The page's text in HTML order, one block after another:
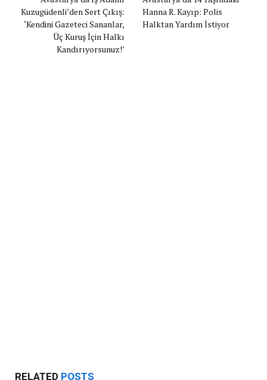
Kuzugüdenli’den Sert Çıkış:
‘Kendini Gazeteci Sananlar,
Üç Kuruş İçin Halkı
Kandırıyorsunuz!’
Hanna R. Kayıp: Polis
Halktan Yardım İstiyor
RELATED POSTS